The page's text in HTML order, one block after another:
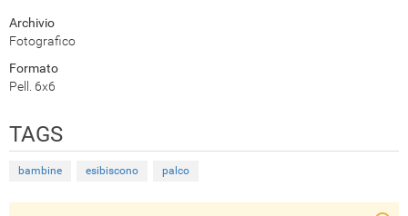
Archivio
Fotografico
Formato
Pell. 6x6
TAGS
bambine esibiscono palco